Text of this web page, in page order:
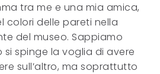
tra me e una mia amica,
colori delle pareti nella
del museo. Sappiamo
spinge la voglia di avere
sull’altro, ma soprattutto